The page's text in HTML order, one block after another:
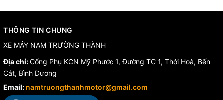
THÔNG TIN CHUNG
XE MÁY NAM TRƯỜNG THÀNH
Địa chỉ:Cổng Phụ KCN Mỹ Phước 1, Đường TC 1, Thới Hoà, Bến
Cát, Bình Dương
Email: namtruongthanhmotor@gmail.com